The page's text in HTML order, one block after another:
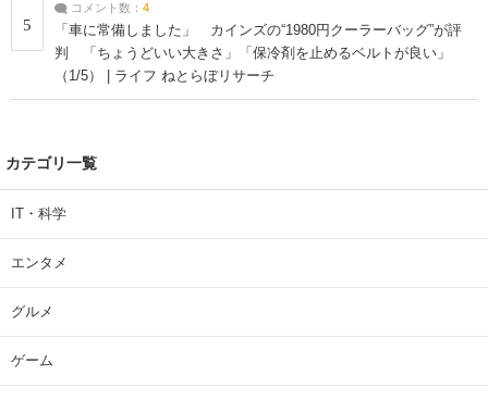
5
コメント数： 4
「車に常備しました」 カインズの“1980円クーラーバッグ”が評
判 「ちょうどいい大きさ」「保冷剤を止めるベルトが良い」
（1/5） | ライフ ねとらぼリサーチ
カテゴリ一覧
IT・科学
エンタメ
グルメ
ゲーム